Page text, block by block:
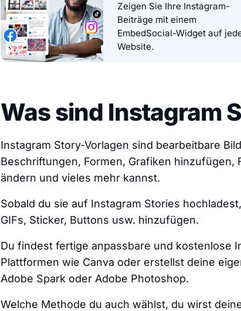
Zeigen Sie Ihre Instagram-
Beiträge mit einem
EmbedSocial-Widget auf
Website.
Was sind Instagram
Instagram Story-Vorlagen sind bearbeitbare
Beschriftungen, Formen, Grafiken hinzufügen,
ändern und vieles mehr kannst.
Sobald du sie auf Instagram Stories
GIFs, Sticker, Buttons usw. hinzufügen.
Du findest fertige anpassbare und kostenlose
Plattformen wie Canva oder erstellst deine
Adobe Spark oder Adobe Photoshop.
Welche Methode du auch wählst, du wirst